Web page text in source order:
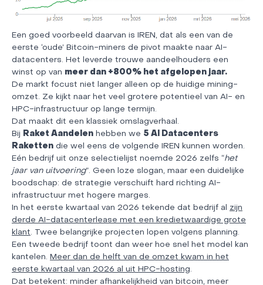
Een goed voorbeeld daarvan is IREN, dat als een van de
eerste ‘oude’ Bitcoin-miners de pivot maakte naar AI-
datacenters. Het leverde trouwe aandeelhouders een
winst op van meer dan +800% het afgelopen jaar.
De markt focust niet langer alleen op de huidige mining-
omzet. Ze kijkt naar het veel grotere potentieel van AI- en
HPC-infrastructuur op lange termijn.
Dat maakt dit een klassiek omslagverhaal.
Bij
Raket Aandelen hebben we 5 AI Datacenters
Raketten die wel eens de volgende IREN kunnen worden.
Eén bedrijf uit onze selectielijst noemde 2026 zelfs “het
jaar van uitvoering”. Geen loze slogan, maar een duidelijke
boodschap: de strategie verschuift hard richting AI-
infrastructuur met hogere marges.
In het eerste kwartaal van 2026 tekende dat bedrijf al zijn
derde AI-datacenterlease met een kredietwaardige grote
klant . Twee belangrijke projecten lopen volgens planning.
Een tweede bedrijf toont dan weer hoe snel het model kan
kantelen.
Meer dan de helft van de omzet kwam in het
eerste kwartaal van 2026 al uit HPC-hosting
Dat betekent: minder afhankelijkheid van bitcoin, meer